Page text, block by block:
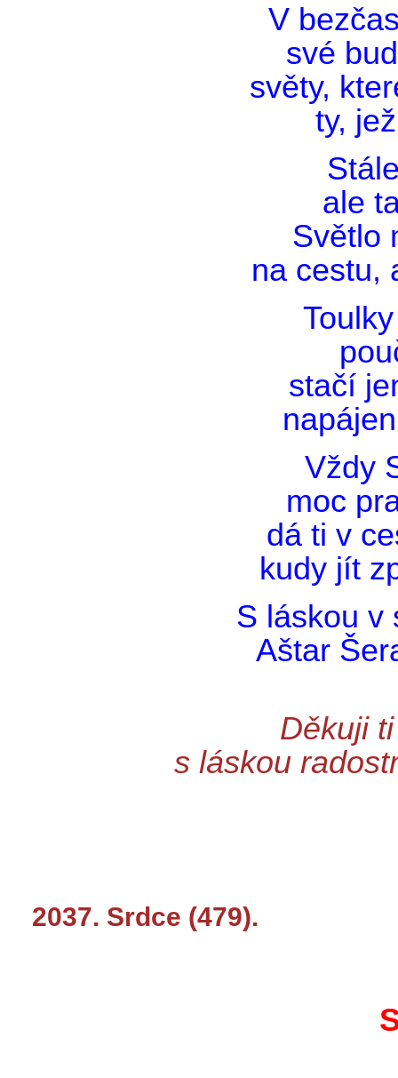
V
své
světy,
ty,
ale
Světlo
na cestu,
stačí
Vždy
moc
dá ti v
kudy jít
S láskou v
Aštar
Děkuji
s láskou
2037. Srdce (479).